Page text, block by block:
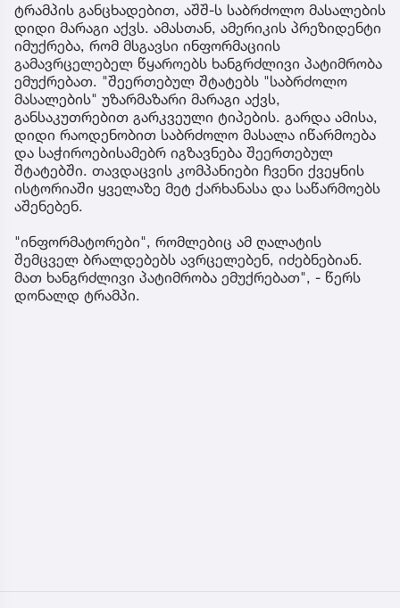
ტრამპის განცხადებით, აშშ-ს საბრძოლო მასალების
დიდი მარაგი აქვს. ამასთან, ამერიკის პრეზიდენტი
იმუქრება, რომ მსგავსი ინფორმაციის
გამავრცელებელ წყაროებს ხანგრძლივი პატიმრობა
ემუქრებათ. "შეერთებულ შტატებს "საბრძოლო
მასალების" უზარმაზარი მარაგი აქვს,
განსაკუთრებით გარკვეული ტიპების. გარდა ამისა,
დიდი რაოდენობით საბრძოლო მასალა იწარმოება
და საჭიროებისამებრ იგზავნება შეერთებულ
შტატებში. თავდაცვის კომპანიები ჩვენი ქვეყნის
ისტორიაში ყველაზე მეტ ქარხანასა და საწარმოებს
აშენებენ.
"ინფორმატორები", რომლებიც ამ ღალატის
შემცველ ბრალდებებს ავრცელებენ, იძებნებიან.
მათ ხანგრძლივი პატიმრობა ემუქრებათ", - წერს
დონალდ ტრამპი.